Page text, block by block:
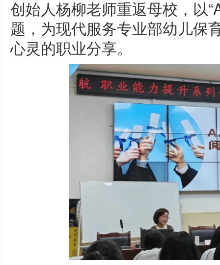
创始人杨柳老师重返母校，以
题，为现代服务专业部幼儿保
心灵的职业分享。